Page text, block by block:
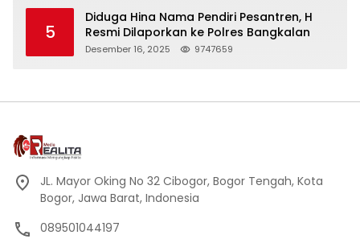
5
Diduga Hina Nama Pendiri Pesantren, H
Resmi Dilaporkan ke Polres Bangkalan
Desember 16, 2025 9747659
JL. Mayor Oking No 32 Cibogor, Bogor Tengah, Kota
Bogor, Jawa Barat, Indonesia
089501044197